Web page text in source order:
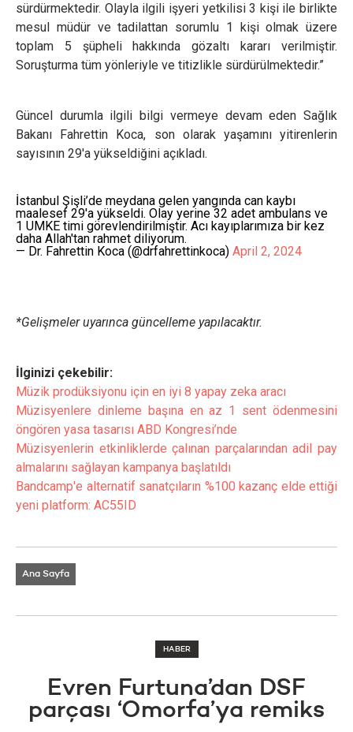
sürdürmektedir. Olayla ilgili işyeri yetkilisi 3 kişi ile birlikte
mesul müdür ve tadilattan sorumlu 1 kişi olmak üzere
toplam 5 şüpheli hakkında gözaltı kararı verilmiştir.
Soruşturma tüm yönleriyle ve titizlikle sürdürülmektedir.”
Güncel durumla ilgili bilgi vermeye devam eden Sağlık
Bakanı Fahrettin Koca, son olarak yaşamını yitirenlerin
sayısının 29'a yükseldiğini açıkladı.
İstanbul Şişli’de meydana gelen yangında can kaybı
maalesef 29'a yükseldi. Olay yerine 32 adet ambulans ve
1 UMKE timi görevlendirilmiştir. Acı kayıplarımıza bir kez
daha Allah'tan rahmet diliyorum.
— Dr. Fahrettin Koca (@drfahrettinkoca) April 2, 2024
*Gelişmeler uyarınca güncelleme yapılacaktır.
İlginizi çekebilir:
Müzik prodüksiyonu için en iyi 8 yapay zeka aracı
Müzisyenlere dinleme başına en az 1 sent ödenmesini
öngören yasa tasarısı ABD Kongresi’nde
Müzisyenlerin etkinliklerde çalınan parçalarından adil pay
almalarını sağlayan kampanya başlatıldı
Bandcamp'e alternatif sanatçıların %100 kazanç elde ettiği
yeni platform: AC55ID
Ana Sayfa
HABER
Evren Furtuna’dan DSF
parçası ‘Omorfa’ya remiks